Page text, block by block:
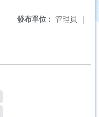
發布單位： 管理員 |